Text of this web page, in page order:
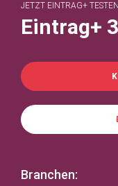
JETZT EINTRAG+ TESTEN
Eintrag+
Branchen: